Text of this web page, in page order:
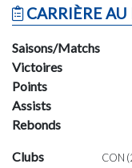
CARRIÈRE
Saisons/Matchs
Victoires
Points
Assists
Rebonds
Clubs CON